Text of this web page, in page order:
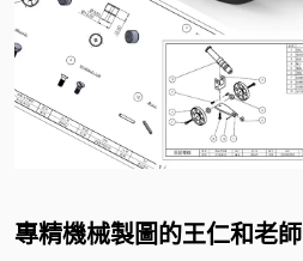
專精機械製圖的王仁和老師